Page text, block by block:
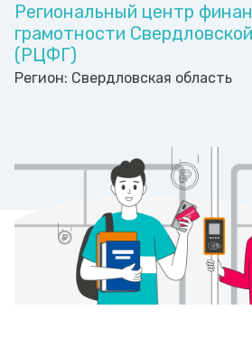
Региональный центр
грамотности
(РЦФГ)
Регион: Свердловская область